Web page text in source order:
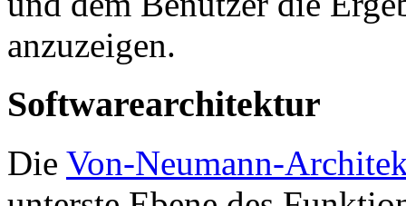
anzuzeigen.
Softwarearchitektur
Die Von-Neumann-